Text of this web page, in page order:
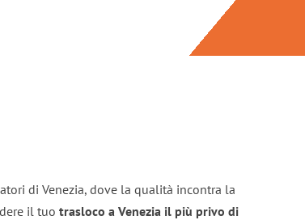
di Venezia, dove la qualità incontra la
il tuo trasloco a Venezia il più privo di